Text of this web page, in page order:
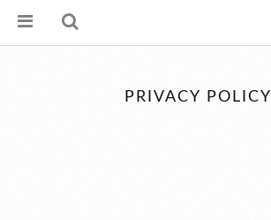
PRIVACY POLICY